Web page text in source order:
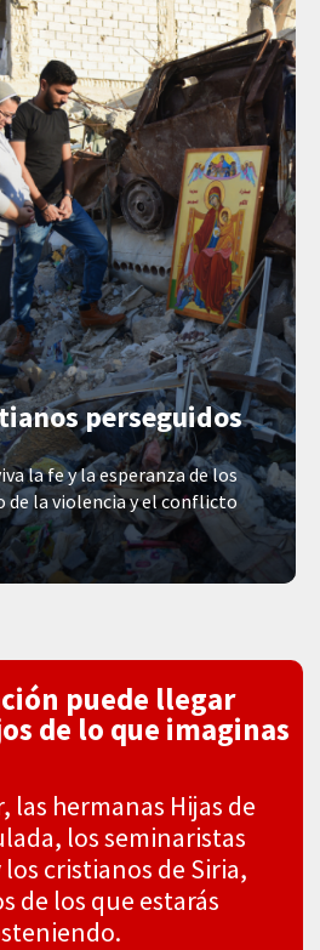
perseguidos
la fe y la esperanza de los
de la violencia y el conflicto
puede llegar
de lo que imaginas
las hermanas Hijas de
los seminaristas
los cristianos de Siria,
de los que estarás